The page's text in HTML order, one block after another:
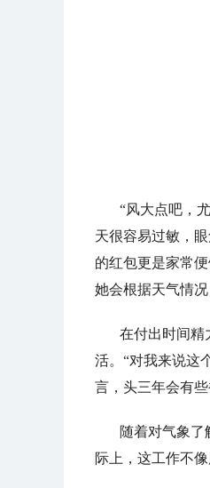
“风大点吧，
天很容易过敏，
的红包更是家常
她会根据天气情
在付出时间精
活。“对我来说这
言，头三年会有
随着对气象
际上，这工作不